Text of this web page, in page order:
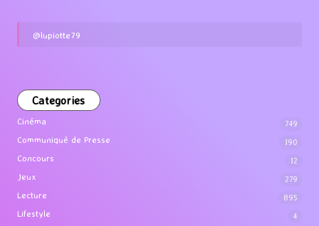
@lupiotte79
Categories
Cinéma 749
Communiqué de Presse 190
Concours 12
Jeux 279
Lecture 895
Lifestyle 4